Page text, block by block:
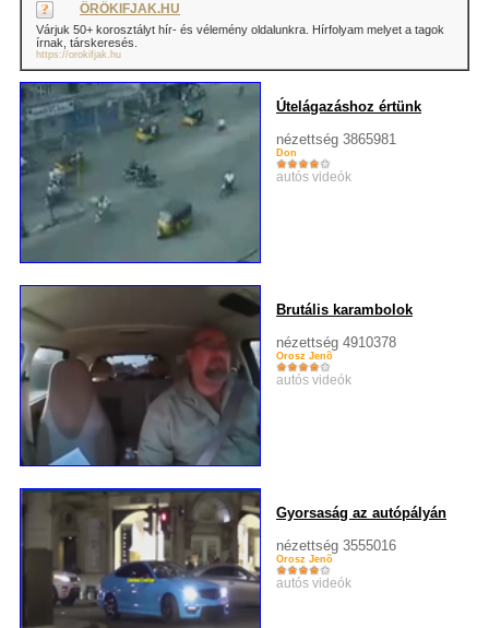
ÖRÖKIFJAK.HU
Várjuk 50+ korosztályt hír- és vélemény oldalunkra. Hírfolyam melyet a tagok
írnak, társkeresés.
https://orokifjak.hu
Útelágazáshoz értünk
nézettség 3865981
Don
autós videók
Brutális karambolok
nézettség 4910378
Orosz Jenõ
autós videók
Gyorsaság az autópályán
nézettség 3555016
Orosz Jenõ
autós videók